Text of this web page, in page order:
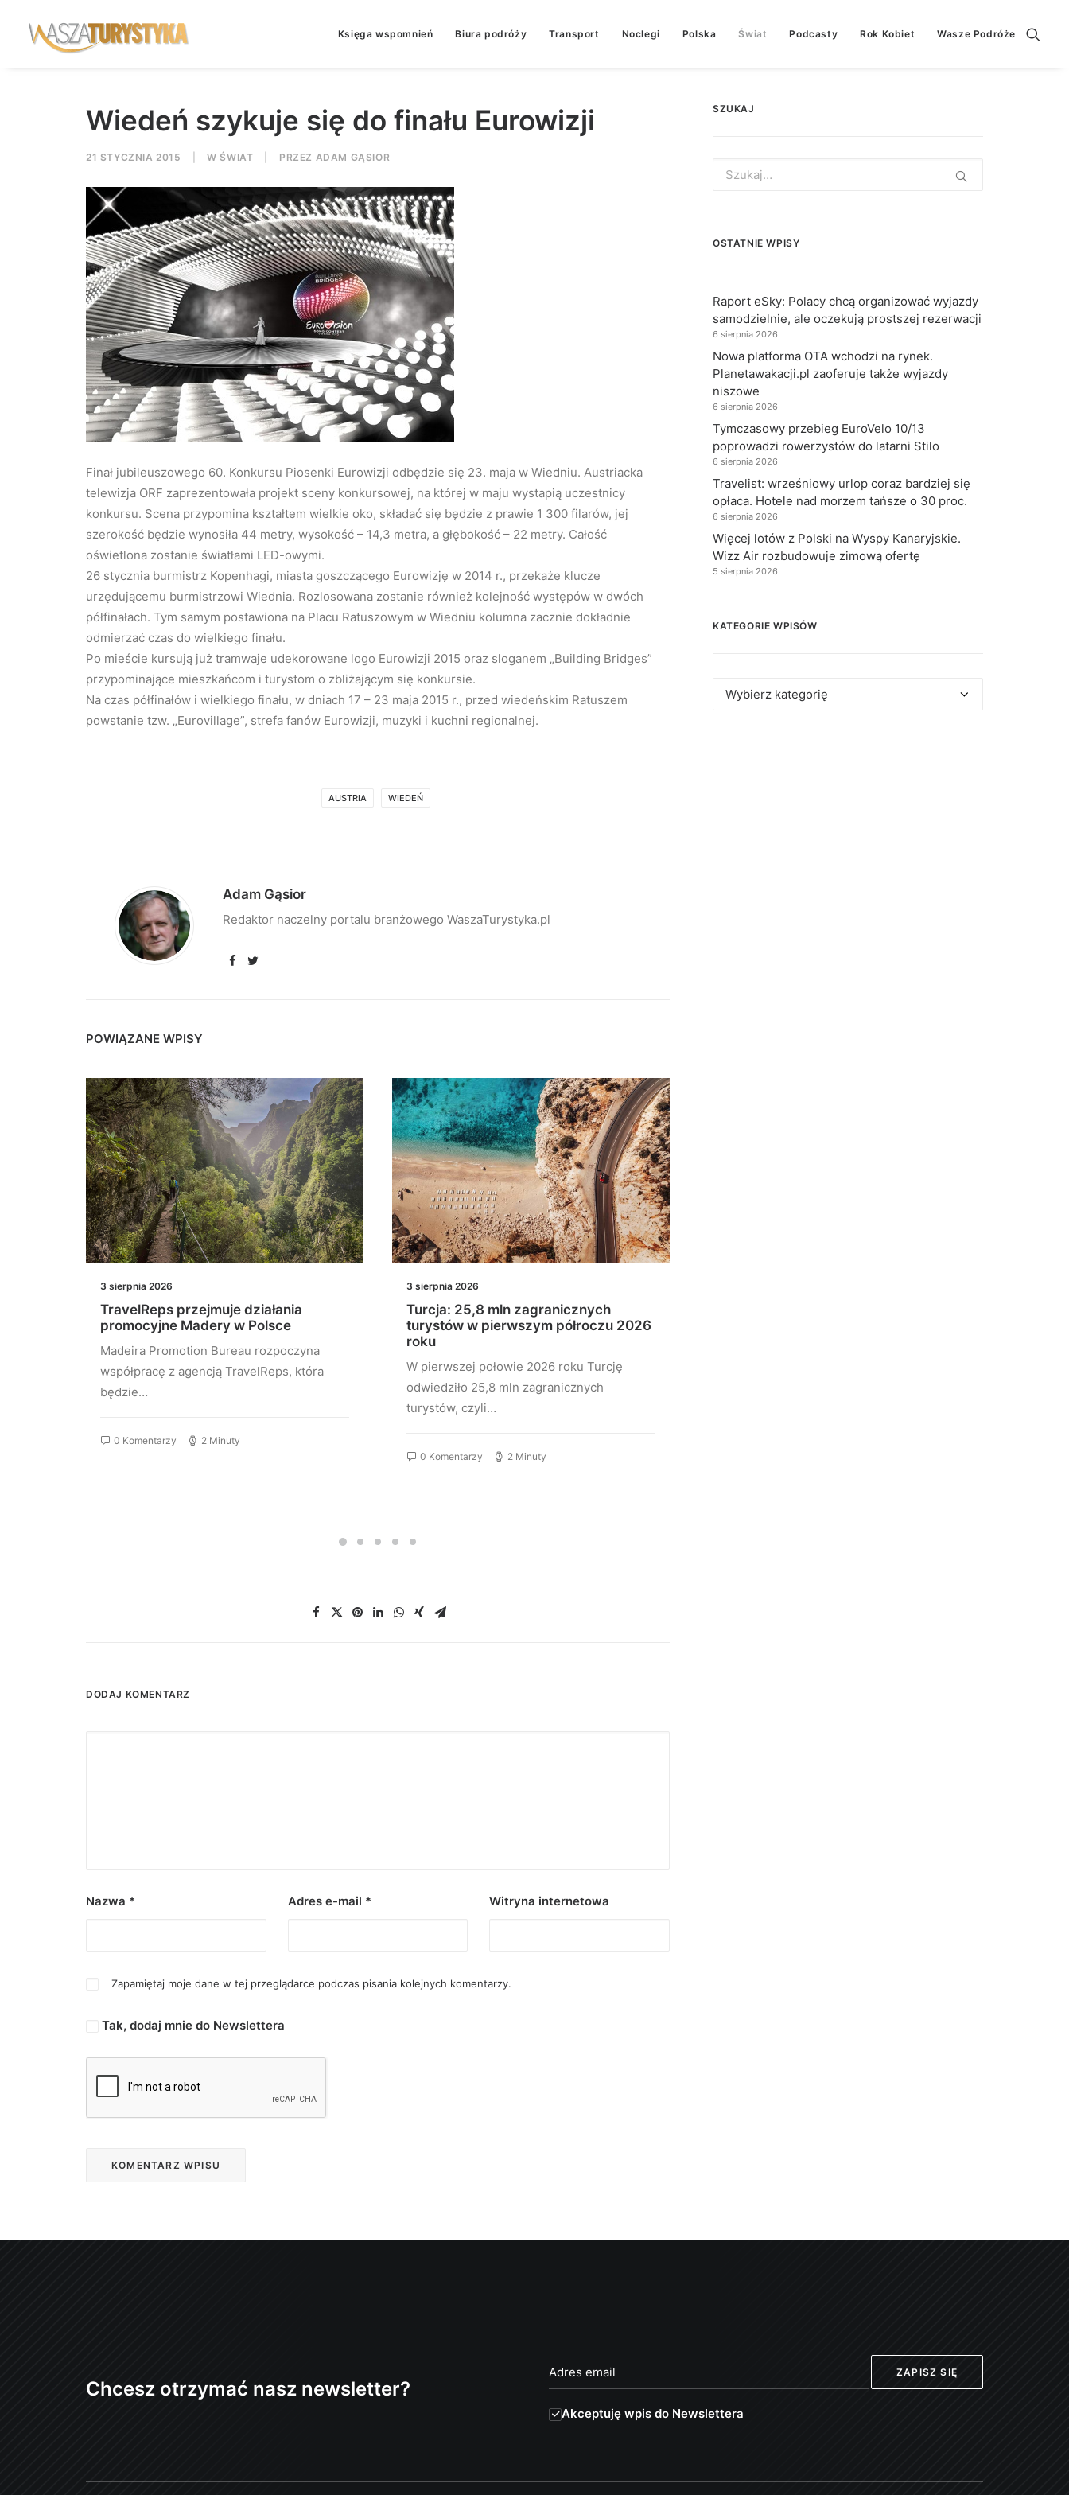
Księga wspomnień Biura podróży Transport Noclegi Polska Świat Podcasty Rok Kobiet Wasze Podróże
Wiedeń szykuje się do finału Eurowizji
21 STYCZNIA 2015 W ŚWIAT PRZEZ ADAM GĄSIOR
Finał jubileuszowego 60. Konkursu Piosenki Eurowizji odbędzie się 23. maja w Wiedniu. Austriacka
telewizja ORF zaprezentowała projekt sceny konkursowej, na której w maju wystapią uczestnicy
konkursu. Scena przypomina kształtem wielkie oko, składać się będzie z prawie 1 300 filarów, jej
szerokość będzie wynosiła 44 metry, wysokość – 14,3 metra, a głębokość – 22 metry. Całość
oświetlona zostanie światłami LED-owymi.
26 stycznia burmistrz Kopenhagi, miasta goszczącego Eurowizję w 2014 r., przekaże klucze
urzędującemu burmistrzowi Wiednia. Rozlosowana zostanie również kolejność występów w dwóch
półfinałach. Tym samym postawiona na Placu Ratuszowym w Wiedniu kolumna zacznie dokładnie
odmierzać czas do wielkiego finału.
Po mieście kursują już tramwaje udekorowane logo Eurowizji 2015 oraz sloganem „Building Bridges”
przypominające mieszkańcom i turystom o zbliżającym się konkursie.
Na czas półfinałów i wielkiego finału, w dniach 17 – 23 maja 2015 r., przed wiedeńskim Ratuszem
powstanie tzw. „Eurovillage”, strefa fanów Eurowizji, muzyki i kuchni regionalnej.
AUSTRIA WIEDEŃ
Adam Gąsior
Redaktor naczelny portalu branżowego WaszaTurystyka.pl
POWIĄZANE WPISY
3 sierpnia 2026
TravelReps przejmuje działania
promocyjne Madery w Polsce
Madeira Promotion Bureau rozpoczyna
współpracę z agencją TravelReps, która
będzie…
0 Komentarzy 2 Minuty
3 sierpnia 2026
Turcja: 25,8 mln zagranicznych
turystów w pierwszym półroczu 2026
roku
W pierwszej połowie 2026 roku Turcję
odwiedziło 25,8 mln zagranicznych
turystów, czyli…
0 Komentarzy 2 Minuty
DODAJ KOMENTARZ
Nazwa * Adres e-mail * Witryna internetowa
Zapamiętaj moje dane w tej przeglądarce podczas pisania kolejnych komentarzy.
Tak, dodaj mnie do Newslettera
SZUKAJ
for:
OSTATNIE WPISY
Raport eSky: Polacy chcą organizować wyjazdy
samodzielnie, ale oczekują prostszej rezerwacji
6 sierpnia 2026
Nowa platforma OTA wchodzi na rynek.
Planetawakacji.pl zaoferuje także wyjazdy
niszowe
6 sierpnia 2026
Tymczasowy przebieg EuroVelo 10/13
poprowadzi rowerzystów do latarni Stilo
6 sierpnia 2026
Travelist: wrześniowy urlop coraz bardziej się
opłaca. Hotele nad morzem tańsze o 30 proc.
6 sierpnia 2026
Więcej lotów z Polski na Wyspy Kanaryjskie.
Wizz Air rozbudowuje zimową ofertę
5 sierpnia 2026
KATEGORIE WPISÓW
Kategorie
Chcesz otrzymać nasz newsletter?
Akceptuję wpis do Newslettera